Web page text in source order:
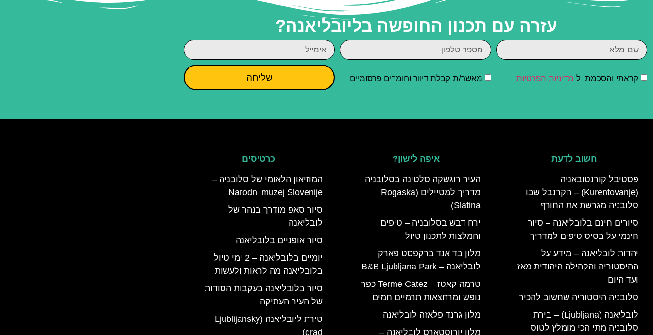
עזרה עם תכנון החופשה בליובליאנה?
קראתי והסכמתי ל מדיניות הפרטיות מאשר/ת קבלת דיוור וחומרים פרסומיים שליחה
חשוב לדעת
פסטיבל קורנטובאניה
(Kurentovanje) – הקרנבל שבו
סלובניה מגרשת את החורף
סיורים חינם בלובליאנה – סיור
חינמי על בסיס טיפים למדריך
יהדות לובליאנה – מידע על
ההיסטוריה והקהילה היהודית מאז
ועד היום
סלובניה היסטוריה שחשוב להכיר
לובליאנה (Ljubljana) – בירת
סלובניה מתי הכי מומלץ לטוס
איפה לישון?
העיר רוגשקה סלטינה בסלובניה
מדריך למטיילים (Rogaska
Slatina)
ירח דבש בסלובניה – טיפים
והמלצות לתכנון טיול
מלון בד אנד ברקפסט פארק
לובליאנה – B&B Ljubljana Park
טרמה קאטז – Terme Catez כפר
נופש ומרחצאות תרמיים חמים
מלון גרנד פלאזה לובליאנה
מלון יורוסטארס לובליאנה –
כרטיסים
המוזיאון הלאומי של סלובניה –
Narodni muzej Slovenije
סיור סאפ מודרך בנהר של
לובליאנה
סיור אופניים בלובליאנה
יומיים בלובליאנה – 2 ימי טיול
בלובליאנה מה לראות ולעשות
סיור בלובליאנה בעקבות הסודות
של העיר העתיקה
טירת ליובליאנה (Ljublijansky
grad)